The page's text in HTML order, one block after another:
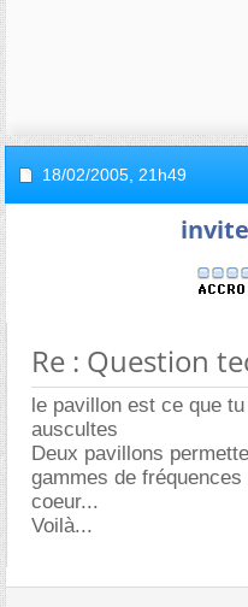
18/02/2005, 21h49
Re : Question
le pavillon est ce que
auscultes
Deux pavillons
gammes de
coeur...
Voilà...